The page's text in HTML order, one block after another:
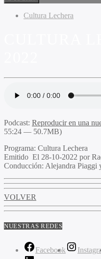
Cultura Lechera
Podcast: Reproducir en una
55:24 — 50.7MB)
Programa: Cultura Lechera
Emitido El 28-10-2022 por
Conducción: Alejandra Piaggi
VOLVER
NUESTRAS REDES
Facebook